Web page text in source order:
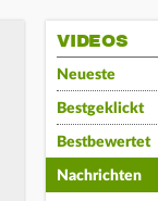
VIDEOS
Neueste
Bestgeklickt
Bestbewertet
Nachrichten